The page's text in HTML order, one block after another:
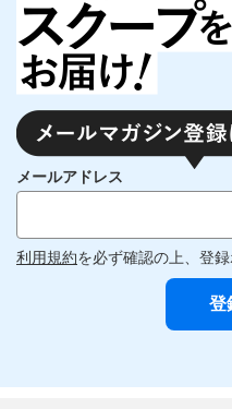
メールアドレス
利用規約を必ず確認の上、登